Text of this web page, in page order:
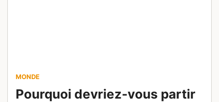
MONDE
Pourquoi devriez-vous partir